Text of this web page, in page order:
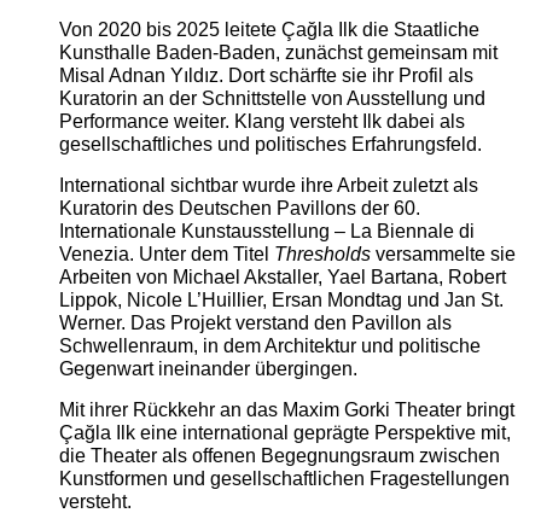
Von 2020 bis 2025 leitete Çağla Ilk die Staatliche
Kunsthalle Baden-Baden, zunächst gemeinsam mit
Misal Adnan Yıldız. Dort schärfte sie ihr Profil als
Kuratorin an der Schnittstelle von Ausstellung und
Performance weiter. Klang versteht Ilk dabei als
gesellschaftliches und politisches Erfahrungsfeld.
International sichtbar wurde ihre Arbeit zuletzt als
Kuratorin des Deutschen Pavillons der 60.
Internationale Kunstausstellung – La Biennale di
Venezia. Unter dem Titel Thresholdsversammelte sie
Arbeiten von Michael Akstaller, Yael Bartana, Robert
Lippok, Nicole L’Huillier, Ersan Mondtag und Jan St.
Werner. Das Projekt verstand den Pavillon als
Schwellenraum, in dem Architektur und politische
Gegenwart ineinander übergingen.
Mit ihrer Rückkehr an das Maxim Gorki Theater bringt
Çağla Ilk eine international geprägte Perspektive mit,
die Theater als offenen Begegnungsraum zwischen
Kunstformen und gesellschaftlichen Fragestellungen
versteht.